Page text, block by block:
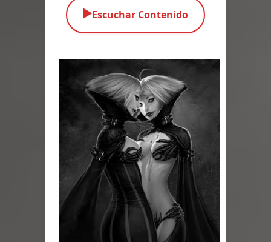
Parte 06: Coletazos
Parte 05: Los Horrores del Infierno
Parte 04: Oídos Sordos
Parte 03: La Traición
Parte 02: Vuelve el Hijo Prodigo
Parte 03: Reflexiones
Parte 02: Un Bicho Raro
▶️Escuchar Contenido